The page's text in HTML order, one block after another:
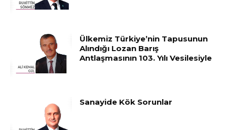
Ülkemiz Türkiye’nin Tapusunun
Alındığı Lozan Barış
Antlaşmasının 103. Yılı Vesilesiyle
Sanayide Kök Sorunlar